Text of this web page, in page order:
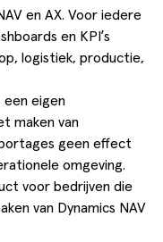
en AX. Voor iedere
en KPI’s
logistiek, productie,
een eigen
maken van
geen effect
omgeving.
voor bedrijven die
van Dynamics NAV